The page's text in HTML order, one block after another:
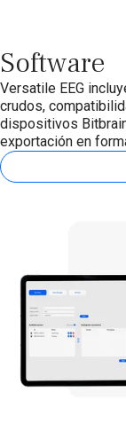
Software
Versatile EEG
crudos,
dispositivos
exportación en